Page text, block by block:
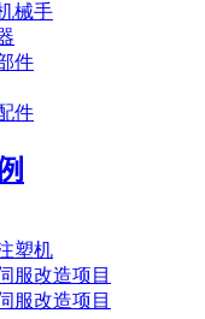
械手
件
件
塑机
服改造项目
服改造项目